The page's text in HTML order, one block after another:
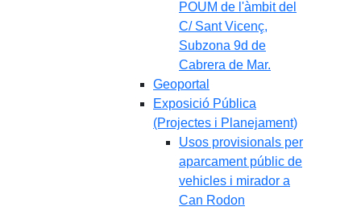
POUM de l'àmbit del
C/ Sant Vicenç,
Subzona 9d de
Cabrera de Mar.
Geoportal
Exposició Pública
(Projectes i Planejament)
Usos provisionals per
aparcament públic de
vehicles i mirador a
Can Rodon